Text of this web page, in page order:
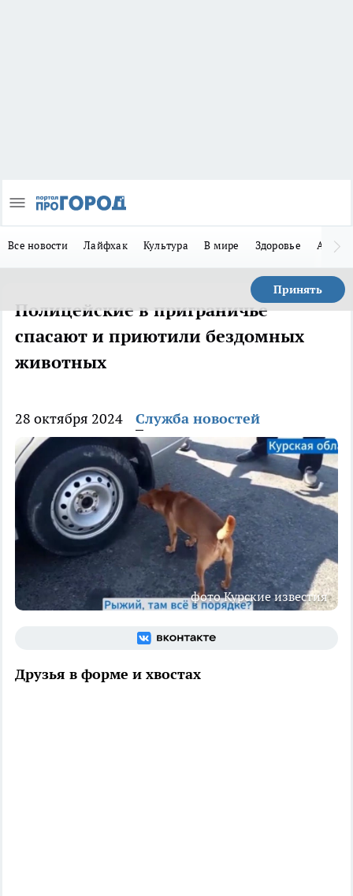
Все новости Лайфхак Культура В мире Здоровье Авто
Принять
Полицейские в приграничье
спасают и приютили бездомных
животных
28 октября 2024 Служба новостей
фото Курские известия
Друзья в форме и хвостах